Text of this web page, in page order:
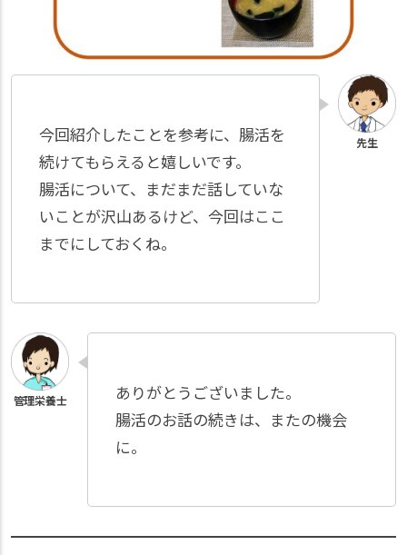
今回紹介したことを参考に、腸活を
続けてもらえると嬉しいです。
腸活について、まだまだ話していな
いことが沢山あるけど、今回はここ
までにしておくね。
ありがとうございました。
腸活のお話の続きは、またの機会
に。